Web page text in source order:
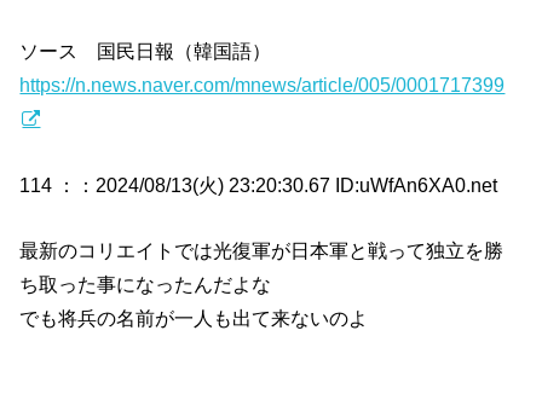
ソース 国民日報（韓国語）
https://n.news.naver.com/mnews/article/005/0001717399
114 ： ：2024/08/13(火) 23:20:30.67 ID:uWfAn6XA0.net
最新のコリエイトでは光復軍が日本軍と戦って独立を勝
ち取った事になったんだよな
でも将兵の名前が一人も出て来ないのよ